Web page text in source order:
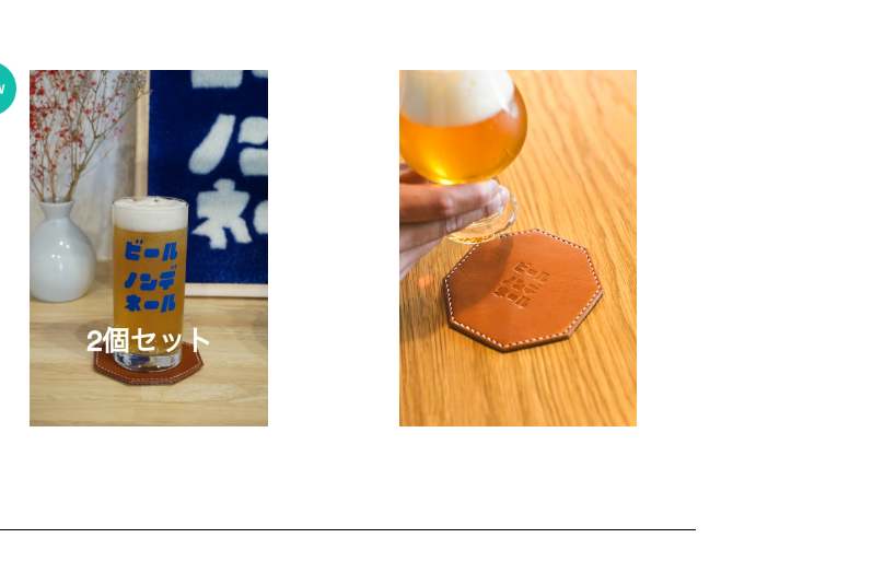
【新入荷】ビアグラス （2個セット） ビールノン
デネール 麦酒 乾杯 酔眠
¥3,300
COMING SOON
【再入荷】ビールノンデネール レザーコースタ
ー
¥1,800
COMING SOON